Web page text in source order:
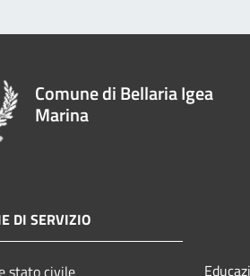
Comune di Bellaria Igea
Marina
DI SERVIZIO